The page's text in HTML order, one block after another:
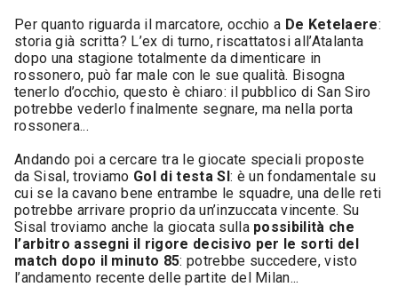
Per quanto riguarda il marcatore, occhio a De Ketelaere:
storia già scritta? L’ex di turno, riscattatosi all’Atalanta
dopo una stagione totalmente da dimenticare in
rossonero, può far male con le sue qualità. Bisogna
tenerlo d’occhio, questo è chiaro: il pubblico di San Siro
potrebbe vederlo finalmente segnare, ma nella porta
rossonera...
Andando poi a cercare tra le giocate speciali proposte
da Sisal, troviamo Gol di testa SI: è un fondamentale su
cui se la cavano bene entrambe le squadre, una delle reti
potrebbe arrivare proprio da un’inzuccata vincente. Su
Sisal troviamo anche la giocata sulla possibilità che
l’arbitro assegni il rigore decisivo per le sorti del
match dopo il minuto 85: potrebbe succedere, visto
l’andamento recente delle partite del Milan...